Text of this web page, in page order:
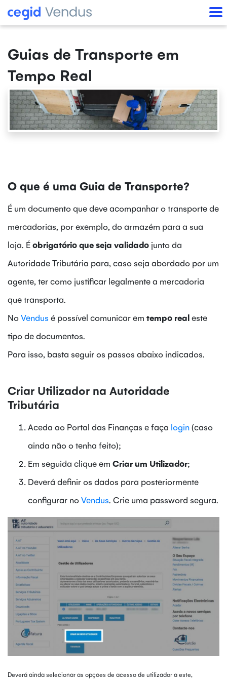
Guias de Transporte em
Tempo Real
O que é uma Guia de Transporte?
É um documento que deve acompanhar o transporte de
mercadorias, por exemplo, do armazém para a sua
loja. Éobrigatório que seja validado junto da
Autoridade Tributária para, caso seja abordado por um
agente, ter como justificar legalmente a mercadoria
que transporta.
NoVendus é possível comunicar em tempo realeste
tipo de documentos.
Para isso, basta seguir os passos abaixo indicados.
Criar Utilizador na Autoridade
Tributária
Aceda ao Portal das Finanças e faça login(caso
ainda não o tenha feito);
Em seguida clique em Criar um Utilizador;
Deverá definir os dados para posteriormente
configurar noVendus. Crie uma password segura.
Deverá ainda selecionar as opções de acesso de utilizador a este,